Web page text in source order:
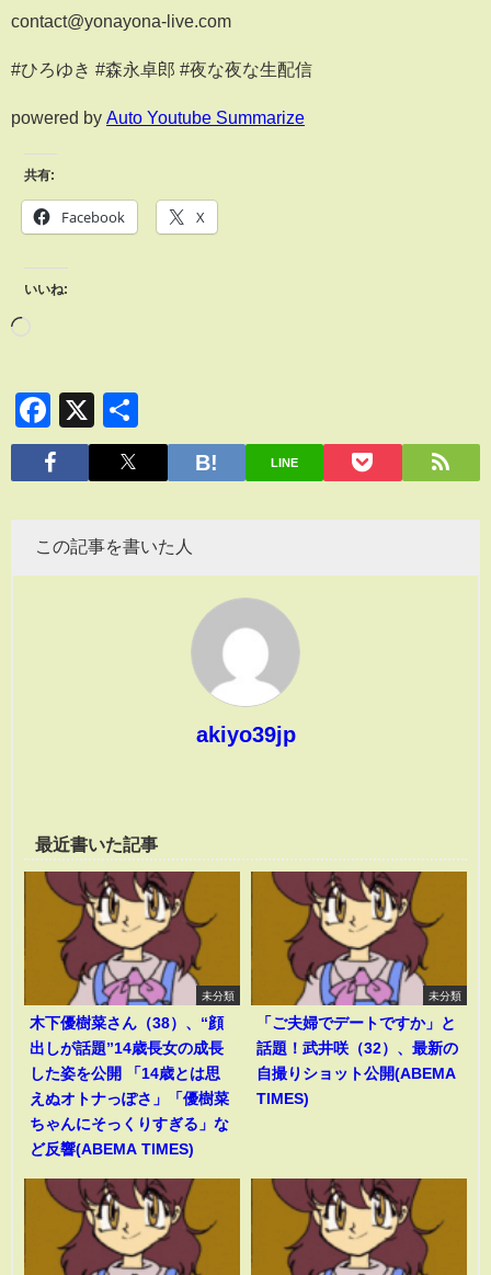
contact@yonayona-live.com
#ひろゆき #森永卓郎 #夜な夜な生配信
powered by Auto Youtube Summarize
共有:
Facebook X
いいね:
Facebook
X
有
LINE
この記事を書いた人
akiyo39jp
最近書いた記事
未分類
木下優樹菜さん（38）、“顔
出しが話題”14歳長女の成長
した姿を公開 「14歳とは思
えぬオトナっぽさ」「優樹菜
ちゃんにそっくりすぎる」な
ど反響(ABEMA TIMES)
未分類
「ご夫婦でデートですか」と
話題！武井咲（32）、最新の
自撮りショット公開(ABEMA
TIMES)